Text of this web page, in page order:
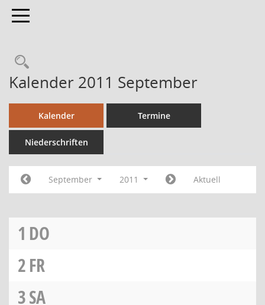
Toggle navigation
Kalender 2011 September
Kalender Termine
Niederschriften
September 2011 Aktuell
1 DO
2FR
3SA